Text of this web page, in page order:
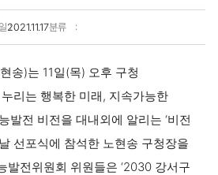
2021.11.17분류
송)는 11일(목) 오후 구청
리는 행복한 미래, 지속가능한
발전 비전을 대내외에 알리는 ‘비전
선포식에 참석한 노현송 구청장을
발전위원회 위원들은 ‘2030 강서구